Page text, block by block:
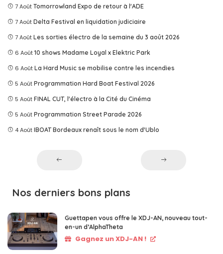
7 Août Tomorrowland Expo de retour à l'ADE
7 Août Delta Festival en liquidation judiciaire
7 Août Les sorties électro de la semaine du 3 août 2026
6 Août 10 shows Madame Loyal x Elektric Park
6 Août La Hard Music se mobilise contre les incendies
5 Août Programmation Hard Boat Festival 2026
5 Août FINAL CUT, l'électro à la Cité du Cinéma
5 Août Programmation Street Parade 2026
4 Août IBOAT Bordeaux renaît sous le nom d'Ublo
Nos derniers bons plans
Guettapen vous offre le XDJ-AN, nouveau tout-
en-un d’AlphaTheta
Gagnez un XDJ-AN !